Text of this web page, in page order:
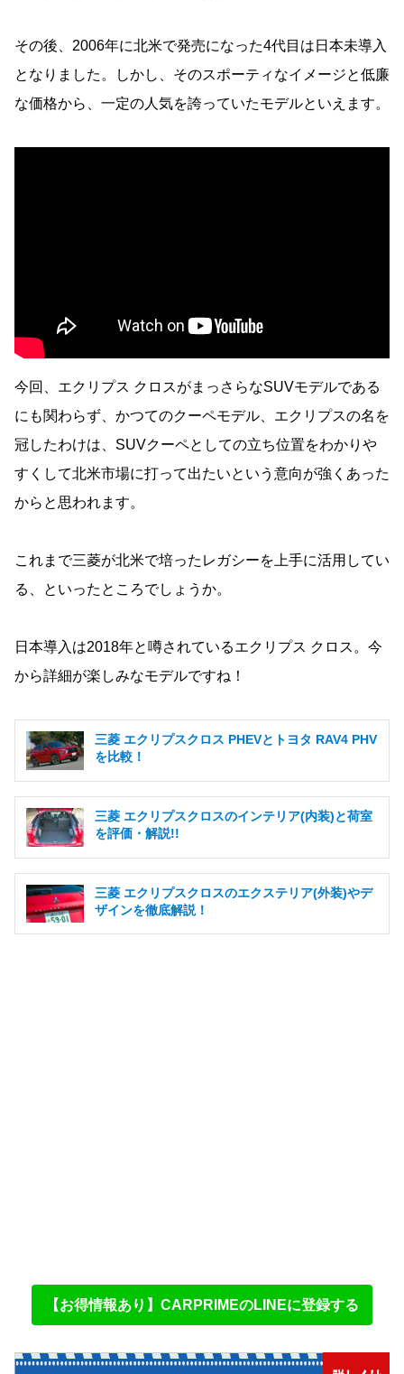
その後、2006年に北米で発売になった4代目は日本未導入
となりました。しかし、そのスポーティなイメージと低廉
な価格から、一定の人気を誇っていたモデルといえます。
今回、エクリプス クロスがまっさらなSUVモデルである
にも関わらず、かつてのクーペモデル、エクリプスの名を
冠したわけは、SUVクーペとしての立ち位置をわかりや
すくして北米市場に打って出たいという意向が強くあった
からと思われます。
これまで三菱が北米で培ったレガシーを上手に活用してい
る、といったところでしょうか。
日本導入は2018年と噂されているエクリプス クロス。今
から詳細が楽しみなモデルですね！
三菱 エクリプスクロス PHEVとトヨタ RAV4 PHV
を比較！
三菱 エクリプスクロスのインテリア(内装)と荷室
を評価・解説!!
三菱 エクリプスクロスのエクステリア(外装)やデ
ザインを徹底解説！
【お得情報あり】CARPRIMEのLINEに登録する